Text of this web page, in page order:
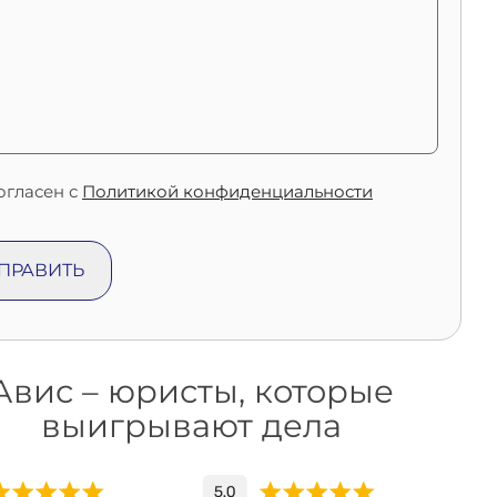
с Политикой конфиденциальности
– юристы, которые
выигрывают дела